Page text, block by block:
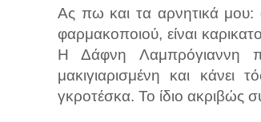
Ας πω και τα αρνητικά μου:
φαρμακοποιού, είναι
Η Δάφνη Λαμπρόγιαννη
μακιγιαρισμένη και κάνει
γκροτέσκα. Το ίδιο ακριβώς